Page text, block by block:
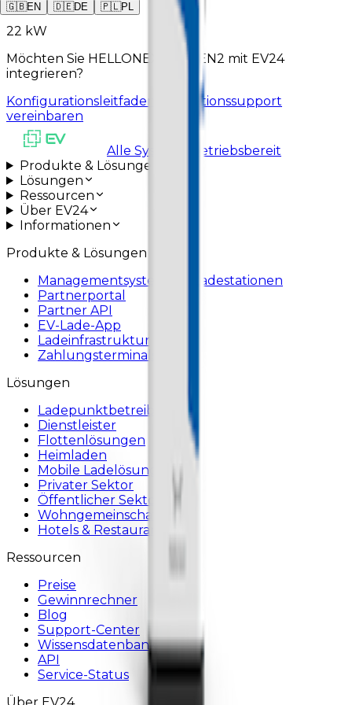
🇬🇧EN 🇩🇪DE 🇵🇱PL
Max. Leistung
22 kW
Möchten Sie HELLONEXT ACGEN2 mit EV24
integrieren?
Konfigurationsleitfaden
Installationssupport
vereinbaren
Alle Systeme betriebsbereit
Produkte & Lösungen
Lösungen
Ressourcen
Über EV24
Informationen
Produkte & Lösungen
Managementsystem für Ladestationen
Partnerportal
Partner API
EV-Lade-App
Ladeinfrastruktur
Zahlungsterminals
Lösungen
Ladepunktbetreiber
Dienstleister
Flottenlösungen
Heimladen
Mobile Ladelösung
Privater Sektor
Öffentlicher Sektor
Wohngemeinschaften
Hotels & Restaurants
Ressourcen
Preise
Gewinnrechner
Blog
Support-Center
Wissensdatenbank
API
Service-Status